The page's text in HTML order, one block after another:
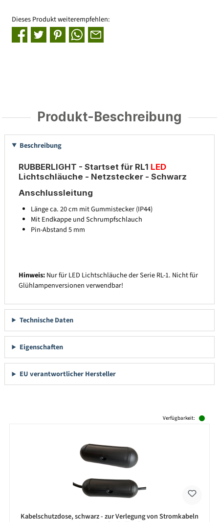
Dieses Produkt weiterempfehlen:
Produkt-Beschreibung
Beschreibung
RUBBERLIGHT - Startset für RL1 LED
Lichtschläuche - Netzstecker - Schwarz
Anschlussleitung
Länge ca. 20 cm mit Gummistecker (IP44)
Mit Endkappe und Schrumpfschlauch
Pin-Abstand 5 mm
Hinweis:Nur für LED Lichtschläuche der Serie RL-1. Nicht für
Glühlampenversionen verwendbar!
Technische Daten
Eigenschaften
EU verantwortlicher Hersteller
Verfügbarkeit:
Kabelschutzdose, schwarz - zur Verlegung von Stromkabeln